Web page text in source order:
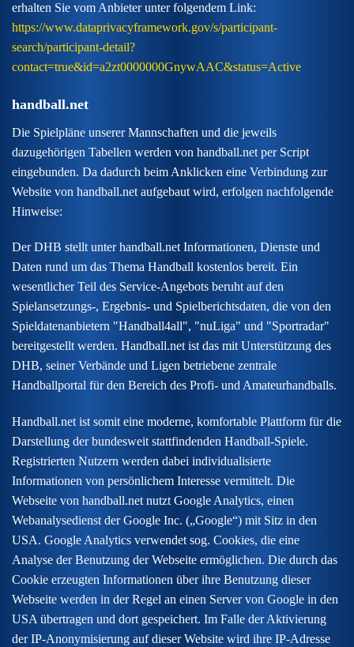
erhalten Sie vom Anbieter unter folgendem Link:
https://www.dataprivacyframework.gov/s/participant-
search/participant-detail?
contact=true&id=a2zt0000000GnywAAC&status=Active
handball.net
Die Spielpläne unserer Mannschaften und die jeweils
dazugehörigen Tabellen werden von handball.net per Script
eingebunden. Da dadurch beim Anklicken eine Verbindung zur
Website von handball.net aufgebaut wird, erfolgen nachfolgende
Hinweise:
Der DHB stellt unter handball.net Informationen, Dienste und
Daten rund um das Thema Handball kostenlos bereit. Ein
wesentlicher Teil des Service-Angebots beruht auf den
Spielansetzungs-, Ergebnis- und Spielberichtsdaten, die von den
Spieldatenanbietern "Handball4all", "nuLiga" und "Sportradar"
bereitgestellt werden. Handball.net ist das mit Unterstützung des
DHB, seiner Verbände und Ligen betriebene zentrale
Handballportal für den Bereich des Profi- und Amateurhandballs.
Handball.net ist somit eine moderne, komfortable Plattform für die
Darstellung der bundesweit stattfindenden Handball-Spiele.
Registrierten Nutzern werden dabei individualisierte
Informationen von persönlichem Interesse vermittelt. Die
Webseite von handball.net nutzt Google Analytics, einen
Webanalysedienst der Google Inc. („Google“) mit Sitz in den
USA. Google Analytics verwendet sog. Cookies, die eine
Analyse der Benutzung der Webseite ermöglichen. Die durch das
Cookie erzeugten Informationen über ihre Benutzung dieser
Webseite werden in der Regel an einen Server von Google in den
USA übertragen und dort gespeichert. Im Falle der Aktivierung
der IP-Anonymisierung auf dieser Website wird ihre IP-Adresse